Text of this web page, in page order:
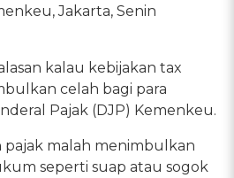
Jakarta, Senin
kalau kebijakan tax
celah bagi para
Pajak (DJP) Kemenkeu.
malah menimbulkan
seperti suap atau sogok